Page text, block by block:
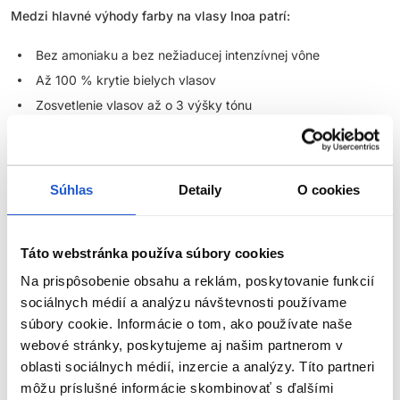
Súhlas Detaily O cookies
Táto webstránka používa súbory cookies
Na prispôsobenie obsahu a reklám, poskytovanie funkcií
sociálnych médií a analýzu návštevnosti používame
súbory cookie. Informácie o tom, ako používate naše
webové stránky, poskytujeme aj našim partnerom v
oblasti sociálnych médií, inzercie a analýzy. Títo partneri
môžu príslušné informácie skombinovať s ďalšími
Medzi hlavné výhody farby na vlasy Inoa patrí:
Bez amoniaku a bez nežiaducej intenzívnej vône
Až 100 % krytie bielych vlasov
Zosvetlenie vlasov až o 3 výšky tónu
Ochrana vlasov pred vysušením až po dobu 6 týždňov
pokožke
Vďaka týmto vlastnostiam sú Inoa farby na vlasy skvelou voľbou
pre salóny, ktoré chcú ponúknuť klientkam kvalitné farbenie bez
amoniaku, no zároveň nechcú robiť kompromisy v krytí, intenzite
farby ani lesku.
Táto farba na vlasy bez amoniaku je vyvinutá na báze olejovej
technológie, vďaka ktorej sa farebné pigmenty efektívne
dostávajú do vlasového vlákna a vytvárajú žiarivý, rovnomerný a
ZOBRAZIŤ VIAC